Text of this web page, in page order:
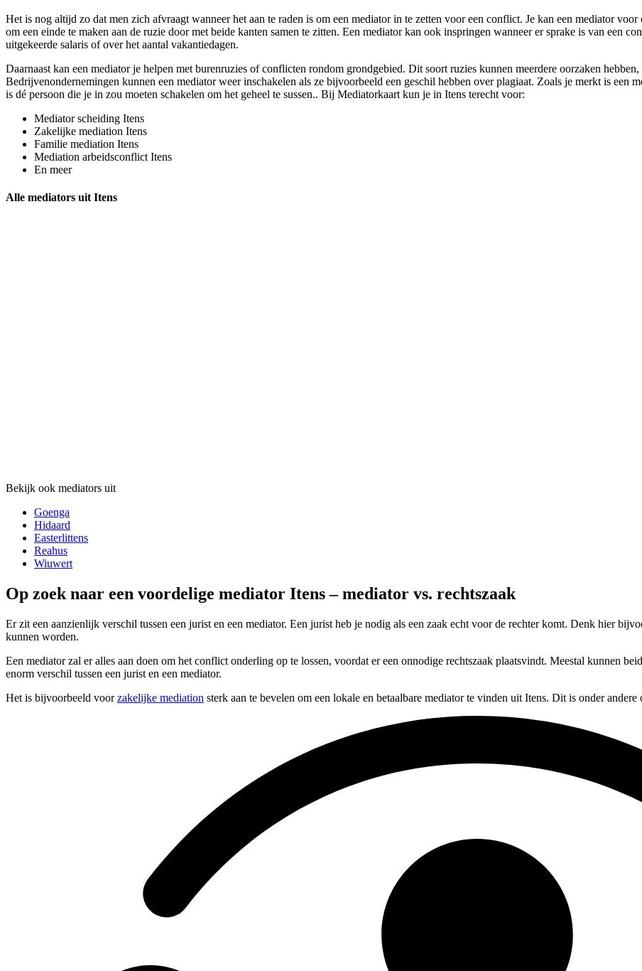
Het is nog altijd zo dat men zich afvraagt wanneer het aan te raden is om een mediator in te zetten voor een conflict. Je kan een mediator
om een einde te maken aan de ruzie door met beide kanten samen te zitten. Een mediator kan ook inspringen wanneer er sprake is van een
uitgekeerde salaris of over het aantal vakantiedagen.
Daarnaast kan een mediator je helpen met burenruzies of conflicten rondom grondgebied. Dit soort ruzies kunnen meerdere oorzaken
Bedrijvenondernemingen kunnen een mediator weer inschakelen als ze bijvoorbeeld een geschil hebben over plagiaat. Zoals je merkt is een
is dé persoon die je in zou moeten schakelen om het geheel te sussen.. Bij Mediatorkaart kun je in Itens terecht voor:
Mediator scheiding Itens
Zakelijke mediation Itens
Familie mediation Itens
Mediation arbeidsconflict Itens
En meer
Alle mediators uit Itens
Bekijk ook mediators uit
Goenga
Hidaard
Easterlittens
Reahus
Wiuwert
Op zoek naar een voordelige mediator Itens – mediator vs. rechtszaak
Er zit een aanzienlijk verschil tussen een jurist en een mediator. Een jurist heb je nodig als een zaak echt voor de rechter komt. Denk hier
kunnen worden.
Een mediator zal er alles aan doen om het conflict onderling op te lossen, voordat er een onnodige rechtszaak plaatsvindt. Meestal kunnen
enorm verschil tussen een jurist en een mediator.
Het is bijvoorbeeld voorzakelijke mediation sterk aan te bevelen om een lokale en betaalbare mediator te vinden uit Itens. Dit is onder